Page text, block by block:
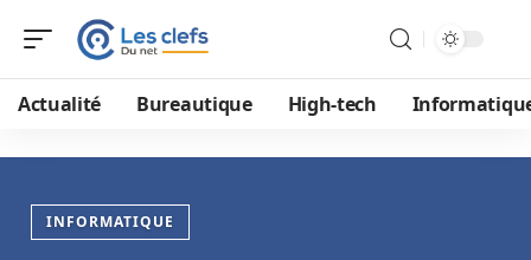
Actualité Bureautique High-tech
INFORMATIQUE